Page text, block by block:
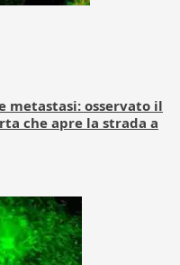
metastasi: osservato il
che apre la strada a